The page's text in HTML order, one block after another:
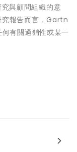
與顧問組織的意
究報告而言，Gartn
有關適銷性或某一